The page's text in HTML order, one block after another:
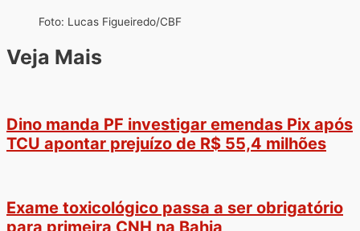
Foto: Lucas Figueiredo/CBF
Veja Mais
Dino manda PF investigar emendas Pix após
TCU apontar prejuízo de R$ 55,4 milhões
Exame toxicológico passa a ser obrigatório
para primeira CNH na Bahia